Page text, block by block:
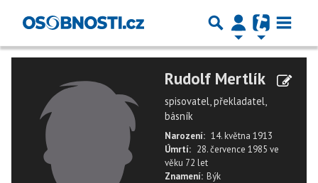
Rudolf Mertlík
spisovatel, překladatel,
básník
Narození: 14. května 1913
Úmrtí: 28. července 1985 ve
věku 72 let
Znamení: Býk